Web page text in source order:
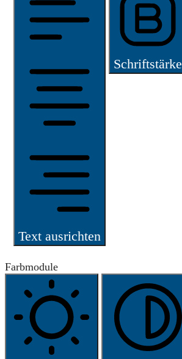
Text ausrichten
Schriftstärke
Farbmodule